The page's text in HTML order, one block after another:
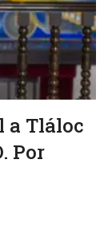
a Tláloc
Por